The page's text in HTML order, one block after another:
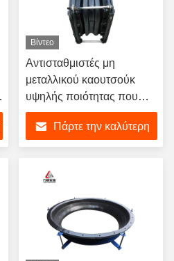
Βίντεο
Αντισταθμιστές μη
μεταλλικού καουτσούκ
υψηλής ποιότητας που
εξασφαλίζουν την ευελιξία
και τη διάρκεια ζωής σε
βιομηχανικούς αγωγούς
Πάρτε την καλύτερη